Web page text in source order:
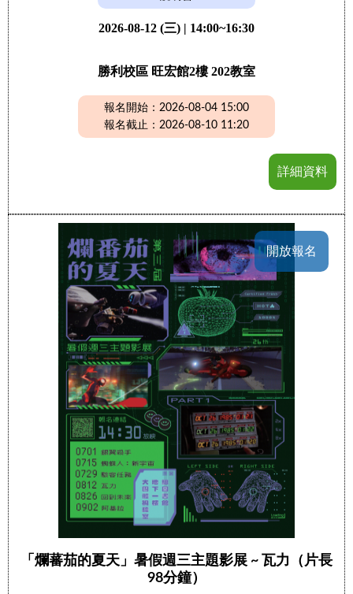
2026-08-12 (三) | 14:00~16:30
勝利校區 旺宏館2樓 202教室
報名開始：2026-08-04 15:00
報名截止：2026-08-10 11:20
詳細資料
開放報名
「爛蕃茄的夏天」暑假週三主題影展 ~ 瓦力（片長
98分鐘）